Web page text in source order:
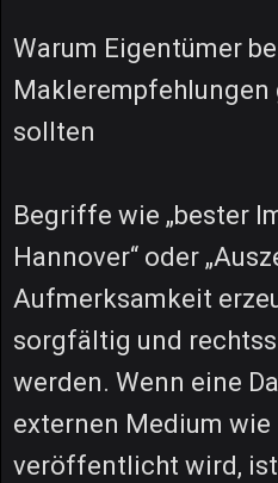
Warum Eigentümer
Maklerempfehlungen
sollten
Begriffe wie „bester
Hannover“ oder
Aufmerksamkeit
sorgfältig und
werden. Wenn eine
externen Medium
veröffentlicht wird,